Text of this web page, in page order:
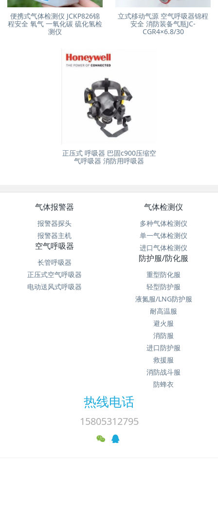
便携式气体检测仪 JCKP826锦
程安全 氧气 一氧化碳 硫化氢检
测仪
立式移动气源 空气呼吸器锦程
安全 消防装备气瓶JC-
CGR4×6.8/30
正压式 呼吸器 巴固c900压缩空
气呼吸器 消防用呼吸器
气体报警器
报警器探头
报警器主机
气体检测仪
多种气体检测仪
单一气体检测仪
进口气体检测仪
空气呼吸器
长管呼吸器
正压式空气呼吸器
电动送风式呼吸器
防护服/防化服
重型防化服
轻型防护服
液氮服/LNG防护服
耐高温服
避火服
消防服
进口防护服
救援服
消防战斗服
防蜂衣
热线电话
15805312795